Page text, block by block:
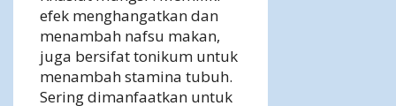
efek menghangatkan dan
menambah nafsu makan,
juga bersifat tonikum untuk
menambah stamina tubuh.
Sering dimanfaatkan untuk